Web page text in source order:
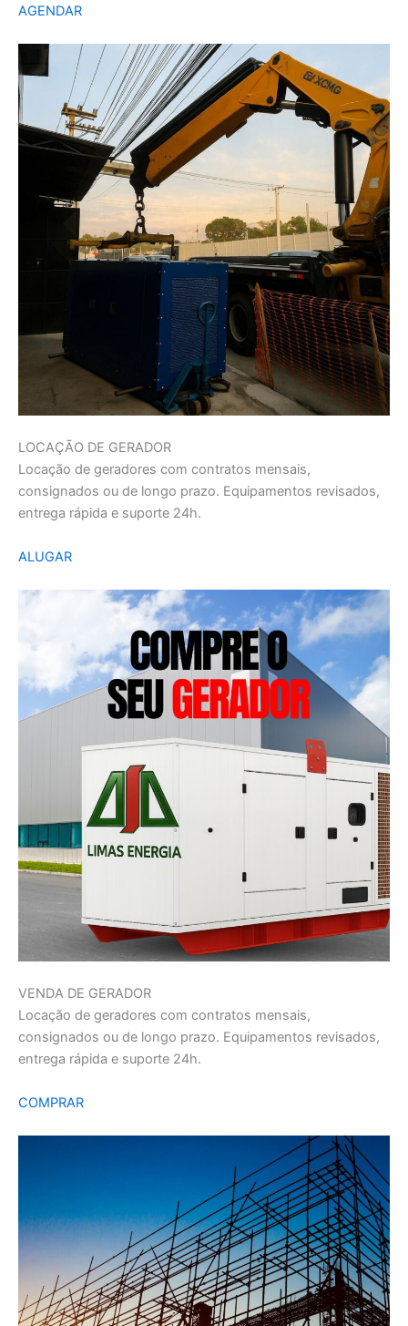
AGENDAR
LOCAÇÃO DE GERADOR
Locação de geradores com contratos mensais,
consignados ou de longo prazo. Equipamentos revisados,
entrega rápida e suporte 24h.
ALUGAR
VENDA DE GERADOR
Locação de geradores com contratos mensais,
consignados ou de longo prazo. Equipamentos revisados,
entrega rápida e suporte 24h.
COMPRAR